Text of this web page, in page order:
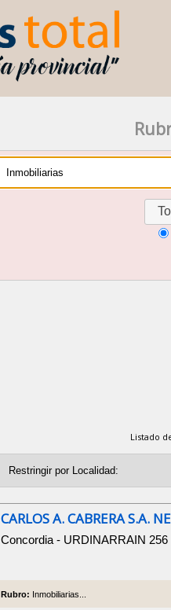
Listado
CARLOS A. CABRERA S.A.
Concordia - URDINARRAIN 256
Rubro: Inmobiliarias...